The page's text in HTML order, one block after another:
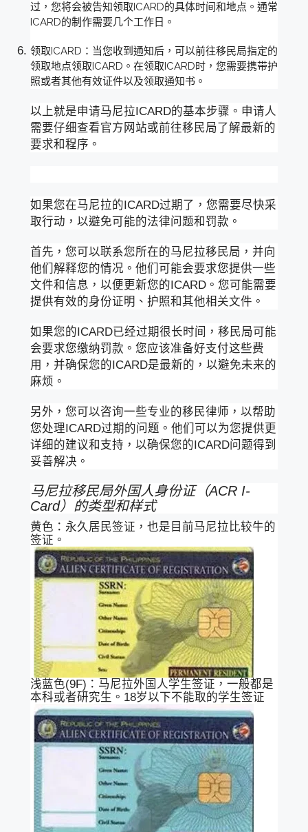
过，您将会被告知领取ICARD的具体时间和地点。通常
ICARD的制作需要几个工作日。
领取ICARD：当您收到通知后，可以前往移民局指定的
领取地点领取ICARD。在领取ICARD时，您需要携带护
照或者其他有效证件以及领取通知书。
以上就是申请马尼拉ICARD的基本步骤。申请人
需要仔细查看官方网站或前往移民局了解最新的
要求和程序。
如果您在马尼拉的ICARD过期了，您需要尽快采
取行动，以避免可能的法律问题和罚款。
首先，您可以联系您所在的马尼拉移民局，并向
他们解释您的情况。他们可能会要求您提供一些
文件和信息，以便更新您的ICARD。您可能需要
提供有效的身份证明、护照和其他相关文件。
如果您的ICARD已经过期很长时间，移民局可能
会要求您缴纳罚款。您应该准备好支付这些费
用，并确保您的ICARD是最新的，以避免未来的
麻烦。
另外，您可以咨询一些专业的移民律师，以帮助
您处理ICARD过期的问题。他们可以为您提供更
详细的建议和支持，以确保您的ICARD问题得到
妥善解决。
马尼拉移民局外国人身份证（ACR I-
Card）的类型和样式
黄色：永久居民签证，也是目前马尼拉比较牛的
签证。
浅蓝色(9F)：马尼拉外国人学生签证，一般都是
本科或者研究生。18岁以下不能取的学生签证